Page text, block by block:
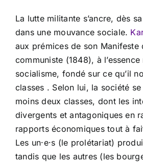
La lutte militante s’ancre, dès
dans une mouvance sociale.
aux prémices de son Manifeste
communiste (1848), à
socialisme, fondé sur ce qu’il
classes . Selon lui, la société se
moins deux classes, dont les
divergents et antagoniques en
rapports économiques tout à
Les un·e·s (le prolétariat)
tandis que les autres (les